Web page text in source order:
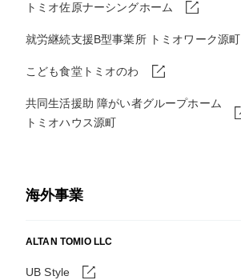
トミオ佐原ナーシングホーム
就労継続支援B型事業所 トミオワーク源町
こども食堂トミオのわ
共同生活援助 障がい者グループホーム
トミオハウス源町
海外事業
ALTAN TOMIO LLC
UB Style